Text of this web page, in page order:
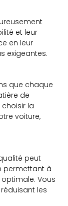
et leur
en leur
exigeantes.
que chaque
de
la
voiture,
peut
permettant à
Vous
les